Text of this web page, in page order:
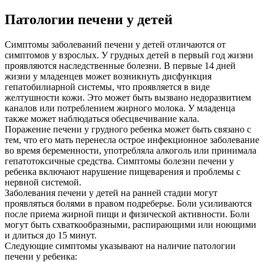
Патологии печени у детей
Симптомы заболеваний печени у детей отличаются от
симптомов у взрослых. У грудных детей в первый год жизни
проявляются наследственные болезни. В первые 14 дней
жизни у младенцев может возникнуть дисфункция
гепатобилиарной системы, что проявляется в виде
желтушности кожи. Это может быть вызвано недоразвитием
каналов или потреблением жирного молока. У младенца
также может наблюдаться обесцвечивание кала.
Поражение печени у грудного ребенка может быть связано с
тем, что его мать перенесла острое инфекционное заболевание
во время беременности, употребляла алкоголь или принимала
гепатотоксичные средства. Симптомы болезни печени у
ребенка включают нарушение пищеварения и проблемы с
нервной системой.
Заболевания печени у детей на ранней стадии могут
проявляться болями в правом подреберье. Боли усиливаются
после приема жирной пищи и физической активности. Боли
могут быть схваткообразными, распирающими или ноющими
и длиться до 15 минут.
Следующие симптомы указывают на наличие патологии
печени у ребенка: